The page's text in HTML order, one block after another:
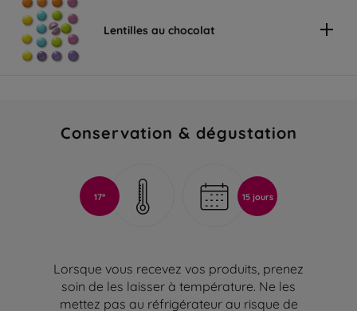
Lentilles au chocolat
Conservation & dégustation
17° 15 jours
Lorsque vous recevez vos produits, prenez
soin de les laisser à température. Ne les
mettez pas au réfrigérateur au risque de